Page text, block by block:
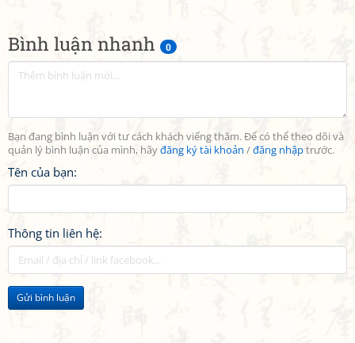
Bình luận nhanh 0
Bạn đang bình luận với tư cách khách viếng thăm. Để có thể theo dõi và
quản lý bình luận của mình, hãyđăng ký tài khoản /đăng nhậptrước.
Tên của bạn:
Thông tin liên hệ:
Gửi bình luận